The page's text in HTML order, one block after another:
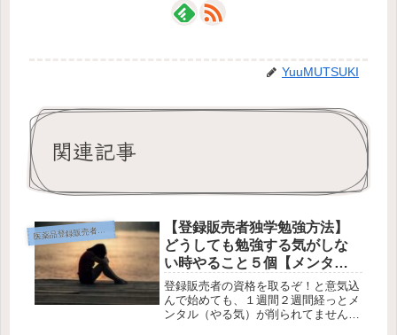
YuuMUTSUKI
関連記事
医薬品登録販売者の勉強方法
【登録販売者独学勉強方法】
どうしても勉強する気がしな
い時やること５個【メンタル
編】
登録販売者の資格を取るぞ！と意気込
んで始めても、１週間２週間経っとメ
ンタル（やる気）が削られてません